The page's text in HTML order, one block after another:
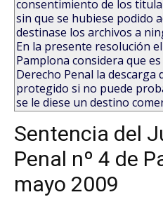
consentimiento de los
sin que se hubiese podido
destinase los archivos a
En la presente resolución
Pamplona considera que
Derecho Penal la descarga
protegido si no puede
se le diese un destino
Sentencia del
Penal nº 4 de
mayo 2009